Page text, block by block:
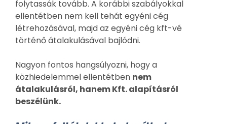
folytassák tovább. A korábbi szabályokkal
ellentétben nem kell tehát egyéni cég
létrehozásával, majd az egyéni cég kft-vé
történő átalakulásával bajlódni.
Nagyon fontos hangsúlyozni, hogy a
közhiedelemmel ellentétben nem
átalakulásról, hanem Kft. alapításról
beszélünk.